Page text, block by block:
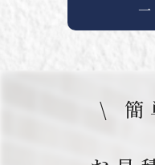
\ 簡